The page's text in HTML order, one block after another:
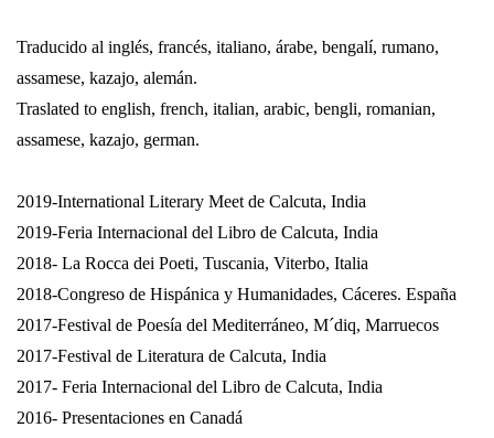
Traducido al inglés, francés, italiano, árabe, bengalí, rumano,
assamese, kazajo, alemán.
Traslated to english, french, italian, arabic, bengli, romanian,
assamese, kazajo, german.
2019-International Literary Meet de Calcuta, India
2019-Feria Internacional del Libro de Calcuta, India
2018- La Rocca dei Poeti, Tuscania, Viterbo, Italia
2018-Congreso de Hispánica y Humanidades, Cáceres. España
2017-Festival de Poesía del Mediterráneo, M´diq, Marruecos
2017-Festival de Literatura de Calcuta, India
2017- Feria Internacional del Libro de Calcuta, India
2016- Presentaciones en Canadá